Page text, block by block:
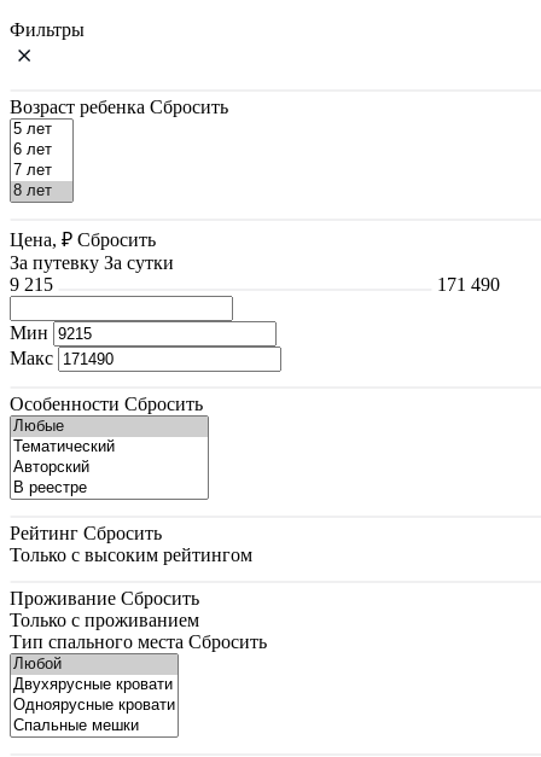
Фильтры
Возраст ребенка Сбросить
Цена, ₽ Сбросить
За путевку За сутки
9 215
171 490
Мин
Макс
Особенности Сбросить
Рейтинг Сбросить
Только с высоким рейтингом
Проживание Сбросить
Только с проживанием
Тип спального места Сбросить